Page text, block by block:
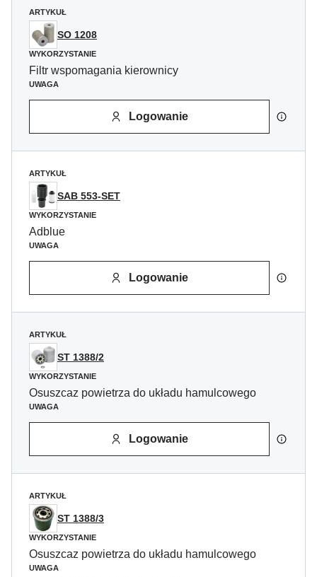
ARTYKUŁ
SO 1208
WYKORZYSTANIE
Filtr wspomagania kierownicy
UWAGA
Logowanie
ARTYKUŁ
SAB 553-SET
WYKORZYSTANIE
Adblue
UWAGA
Logowanie
ARTYKUŁ
ST 1388/2
WYKORZYSTANIE
Osuszcaz powietrza do układu hamulcowego
UWAGA
Logowanie
ARTYKUŁ
ST 1388/3
WYKORZYSTANIE
Osuszcaz powietrza do układu hamulcowego
UWAGA